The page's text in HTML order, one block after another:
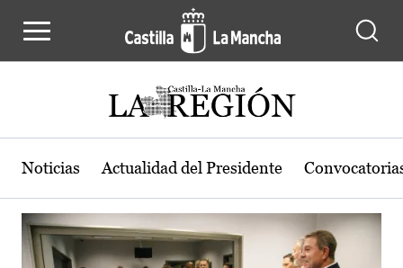
Actualidad de la región de Castilla-
Noticias Actualidad del Presidente